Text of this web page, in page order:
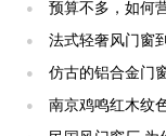
吗？【冠墅阳光
●
预算不多，如何
阳光】
● 法式轻奢风门窗
●
仿古的铝合金门
【冠墅阳光】
●
南京鸡鸣红木纹